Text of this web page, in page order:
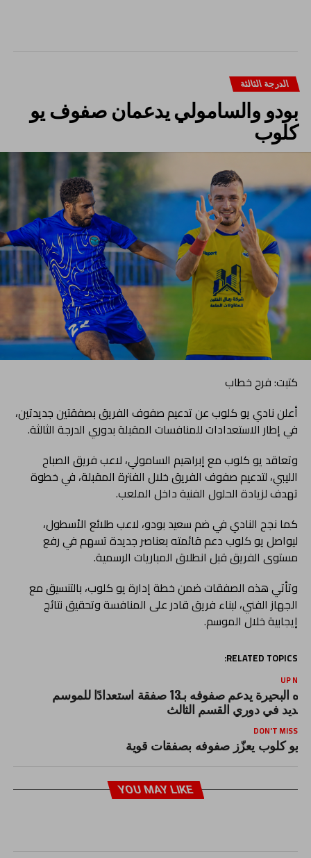
الدرجة الثالثة
بودو والسامولي يدعمان صفوف يو
كلوب
كتبت: فرح خطاب
أعلن نادي يو كلوب عن تدعيم صفوف الفريق بصفقتين جديدتين،
في إطار الاستعدادات للمنافسات المقبلة بدوري الدرجة الثالثة.
وتعاقد يو كلوب مع إبراهيم السامولي، لاعب فريق الصباح
الليبي، لتدعيم صفوف الفريق خلال الفترة المقبلة، في خطوة
تهدف لزيادة الحلول الفنية داخل الملعب.
كما نجح النادي في ضم سعيد بودو، لاعب طلائع الأسطول،
ليواصل يو كلوب دعم قائمته بعناصر جديدة تسهم في رفع
مستوى الفريق قبل انطلاق المباريات الرسمية.
وتأتي هذه الصفقات ضمن خطة إدارة يو كلوب، بالتنسيق مع
الجهاز الفني، لبناء فريق قادر على المنافسة وتحقيق نتائج
إيجابية خلال الموسم.
RELATED TOPICS:
UP
مياه البحيرة يدعم صفوفه بـ13 صفقة استعدادًا للموسم
في دوري القسم الثالث
DON'T MISS
يو كلوب يعزّز صفوفه بصفقات قوية
YOU MAY LIKE